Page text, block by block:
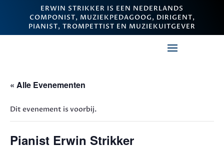
ERWIN STRIKKER IS EEN NEDERLANDS
COMPONIST, MUZIEKPEDAGOOG, DIRIGENT,
PIANIST, TROMPETTIST EN MUZIEKUITGEVER
« Alle Evenementen
Dit evenement is voorbij.
Pianist Erwin Strikker